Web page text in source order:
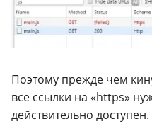
Поэтому прежде чем
все ссылки на «https»
действительно